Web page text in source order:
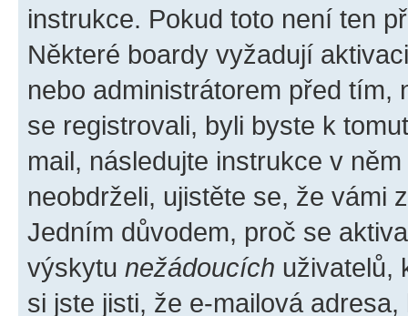
instrukce. Pokud toto není ten
Některé boardy vyžadují
nebo administrátorem před tím,
se registrovali, byli byste k
mail, následujte instrukce v
neobdrželi, ujistěte se, že vámi
Jedním důvodem, proč se
výskytu nežádoucích uživatelů,
si jste jisti, že e-mailová